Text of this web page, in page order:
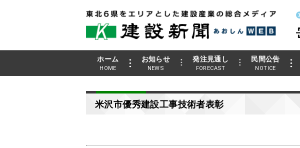
ホーム
HOME
お知らせ
NEWS
発注見通し
FORECAST
民間公告
NOTICE
米沢市優秀建設工事技術者表彰